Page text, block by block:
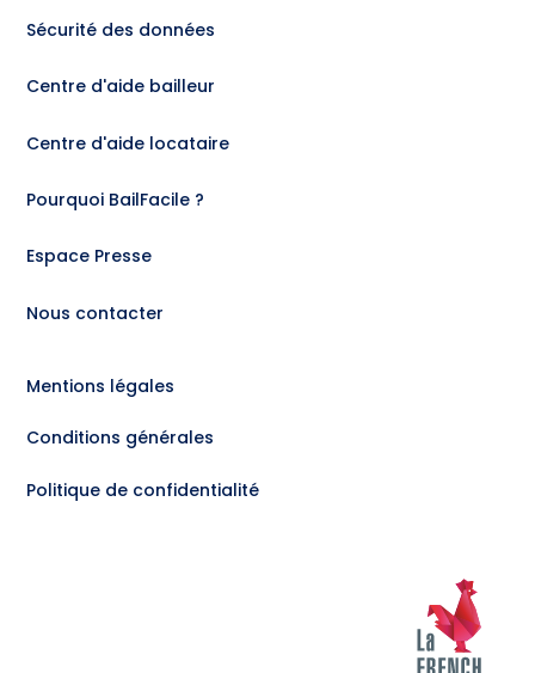
Sécurité des données
Centre d'aide bailleur
Centre d'aide locataire
Pourquoi BailFacile ?
Espace Presse
Nous contacter
Mentions légales
Conditions générales
Politique de confidentialité